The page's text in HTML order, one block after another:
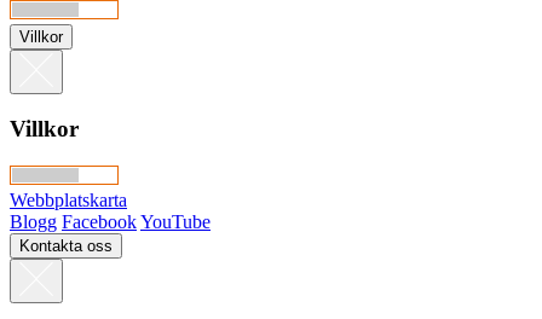
Villkor
Villkor
Webbplatskarta
Blogg FacebookYouTube
Kontakta oss